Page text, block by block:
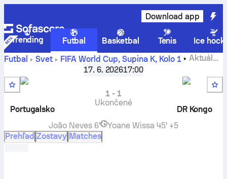
Download app
Trending Futbal Basketbal Tenis
Ice
Futbal
Svet FIFA World Cup, Supina K, Kolo 1
Aktuálne
vsDR Kongo, výsledky H2H, tabuľky a
prognózy
17. 6. 202617:00
Portugalsko
1- 1
Ukončené
DR Kongo
João Neves 6' Yoane Wissa 45' +5
Prehľad Zostavy Matches